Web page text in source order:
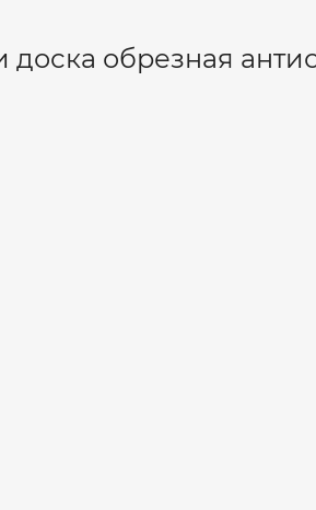
обрезная